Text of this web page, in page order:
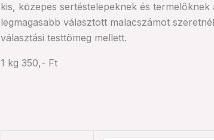
kis, közepes sertéstelepeknek és termelőknek
legmagasabb választott malacszámot
választási testtömeg mellett.
1 kg 350,- Ft